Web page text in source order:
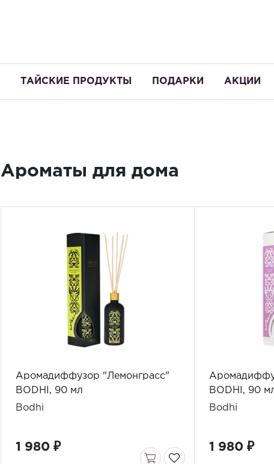
ТАЙСКИЕ ПРОДУКТЫ ПОДАРКИ АКЦИИ
Ароматы для дома
Аромадиффузор "Лемонграсс"
BODHI, 90 мл
Bodhi
1 980 ₽
BODHI, 90
Bodhi
1 980 ₽